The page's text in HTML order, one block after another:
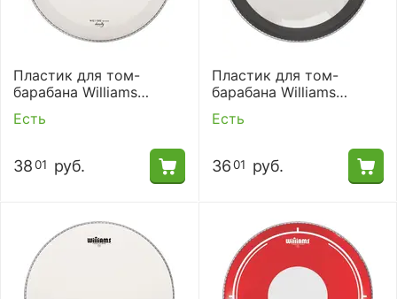
Пластик для том-
барабана Williams
Есть
3801 руб.
Пластик для том-
барабана Williams
Есть
3601 руб.